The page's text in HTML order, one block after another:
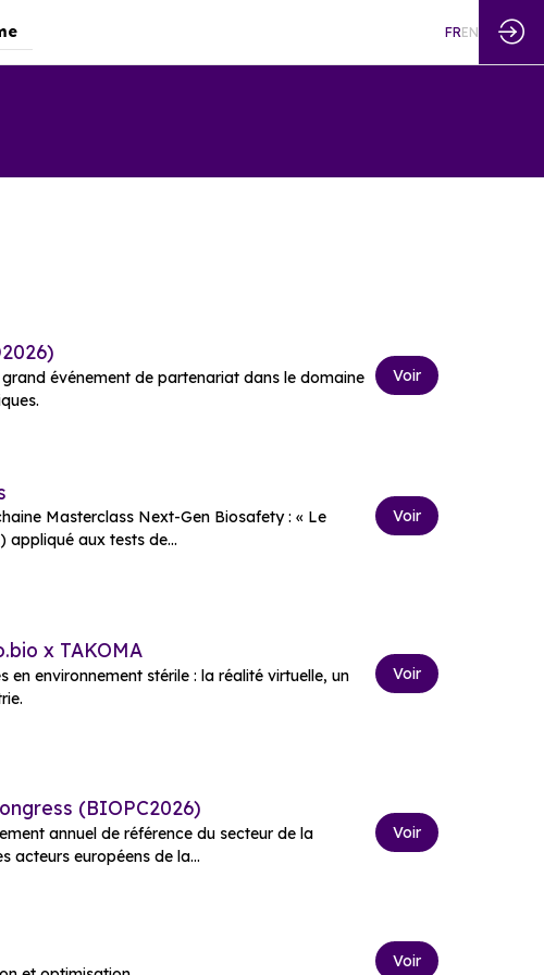
FREN
événement de partenariat dans le domaine
Voir
Masterclass Next-Gen Biosafety : « Le
appliqué aux tests de...
Voir
x TAKOMA
en environnement stérile : la réalité virtuelle, un
Voir
(BIOPC2026)
annuel de référence du secteur de la
acteurs européens de la...
Voir
Voir